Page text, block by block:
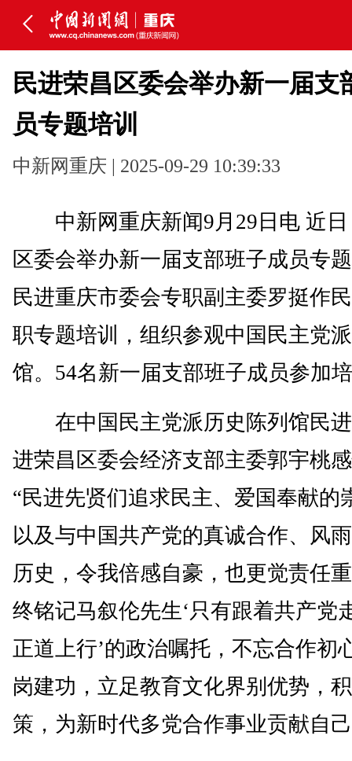
民进荣昌区委会举办新一届支
员专题培训
中新网重庆 | 2025-09-29 10:39:33
中新网重庆新闻9月29日电 近日
区委会举办新一届支部班子成员专
民进重庆市委会专职副主委罗挺作
职专题培训，组织参观中国民主党
馆。54名新一届支部班子成员参加
在中国民主党派历史陈列馆民进
进荣昌区委会经济支部主委郭宇桃
“民进先贤们追求民主、爱国奉献的
以及与中国共产党的真诚合作、风
历史，令我倍感自豪，也更觉责任
终铭记马叙伦先生‘只有跟着共产党
正道上行’的政治嘱托，不忘合作初
岗建功，立足教育文化界别优势，
策，为新时代多党合作事业贡献自